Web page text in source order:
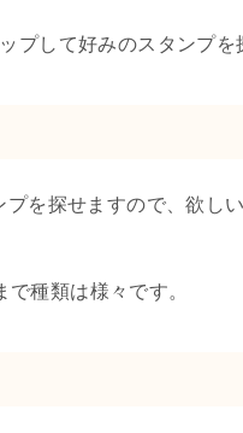
プして好みのスタンプを
を探せますので、欲し
種類は様々です。